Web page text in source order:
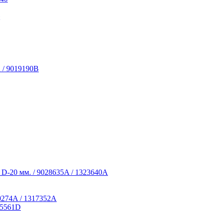
/ 9019190B
20 мм. / 9028635A / 1323640A
/ 1317352A